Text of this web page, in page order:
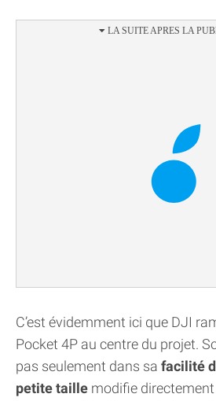
C’est évidemment ici que DJI
Pocket 4P au centre du projet.
pas seulement dans sa facilité
petite taille modifie